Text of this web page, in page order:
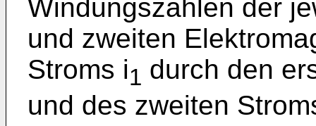
Windungszahlen der
und zweiten
Stroms i1 durch den
und des zweiten